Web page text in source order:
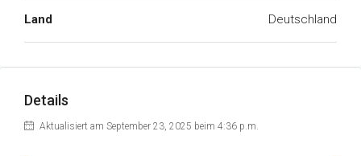
Land Deutschland
Details
Aktualisiert am September 23, 2025 beim 4:36 p.m.